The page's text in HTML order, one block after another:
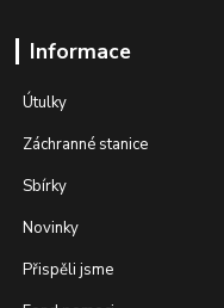
Informace
Útulky
Záchranné stanice
Sbírky
Novinky
Přispěli jsme